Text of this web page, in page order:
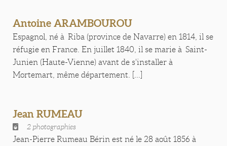
Antoine ARAMBOUROU
Espagnol, né à Riba (province de Navarre) en 1814, il se
réfugie en France. En juillet 1840, il se marie à Saint-
Junien (Haute-Vienne) avant de s'installer à
Mortemart, même département. [...]
Jean RUMEAU
2 photographies
Jean-Pierre Rumeau Bérin est né le 28 août 1856 à